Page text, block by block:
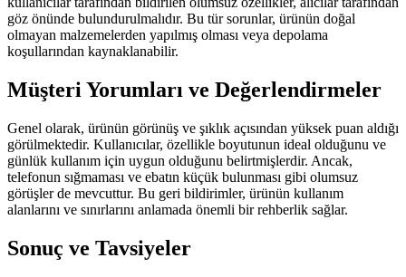
göz önünde bulundurulmalıdır. Bu tür sorunlar, ürünün doğal
olmayan malzemelerden yapılmış olması veya depolama
koşullarından kaynaklanabilir.
Müşteri Yorumları ve Değerlendirmeler
Genel olarak, ürünün görünüş ve şıklık açısından yüksek puan aldığı
görülmektedir. Kullanıcılar, özellikle boyutunun ideal olduğunu ve
günlük kullanım için uygun olduğunu belirtmişlerdir. Ancak,
telefonun sığmaması ve ebatın küçük bulunması gibi olumsuz
görüşler de mevcuttur. Bu geri bildirimler, ürünün kullanım
alanlarını ve sınırlarını anlamada önemli bir rehberlik sağlar.
Sonuç ve Tavsiyeler